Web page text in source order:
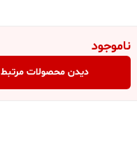
ناموجود
دیدن محصولات مرتبط